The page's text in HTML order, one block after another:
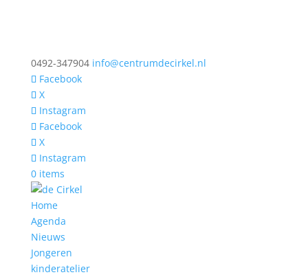
0492-347904 info@centrumdecirkel.nl
Facebook
X
Instagram
Facebook
X
Instagram
0 items
Home
Agenda
Nieuws
Jongeren
kinderatelier